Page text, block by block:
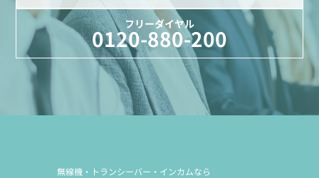
フリーダイヤル
0120-880-200
無線機・トランシーバー・インカムなら